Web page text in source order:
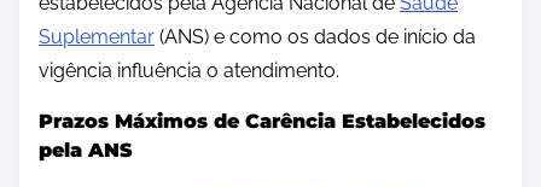
Suplementar (ANS) e como os dados de início da
vigência influência o atendimento.
Prazos Máximos de Carência Estabelecidos
pela ANS